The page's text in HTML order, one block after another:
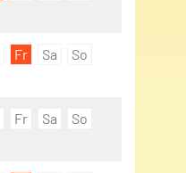
Fr Sa
So
Fr Sa
So